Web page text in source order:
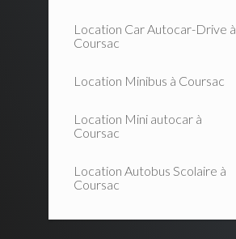
Location Car Autocar-Drive à
Coursac
Location Minibus à Coursac
Location Mini autocar à
Coursac
Location Autobus Scolaire à
Coursac